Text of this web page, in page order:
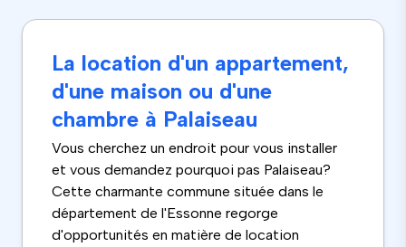
La location d'un appartement,
d'une maison ou d'une
chambre à Palaiseau
Vous cherchez un endroit pour vous installer
et vous demandez pourquoi pas Palaiseau?
Cette charmante commune située dans le
département de l'Essonne regorge
d'opportunités en matière de location